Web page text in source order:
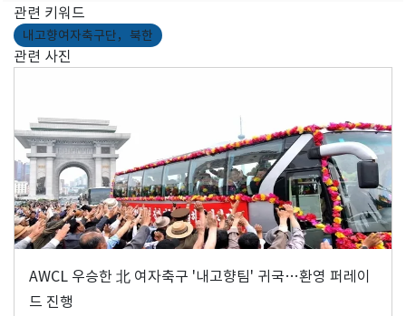
관련 키워드
내고향여자축구단，북한
관련 사진
AWCL 우승한 北 여자축구 '내고향팀' 귀국…환영 퍼레이
드 진행